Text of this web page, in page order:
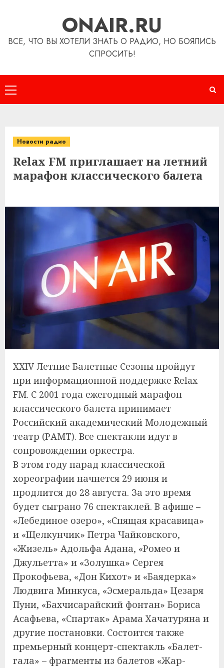
ONAIR.RU
ВСЕ, ЧТО ВЫ ХОТЕЛИ ЗНАТЬ О РАДИО, НО БОЯЛИСЬ
СПРОСИТЬ!
Основное
меню
Новости радио
Relax FM приглашает на летний
марафон классического балета
XXIV Летние Балетные Сезоны пройдут
при информационной поддержке Relax
FM. С 2001 года ежегодный марафон
классического балета принимает
Российский академический Молодежный
театр (РАМТ). Все спектакли идут в
сопровождении оркестра.
В этом году парад классической
хореографии начнется 29 июня и
продлится до 28 августа. За это время
будет сыграно 76 спектаклей. В афише –
«Лебединое озеро», «Спящая красавица»
и «Щелкунчик» Петра Чайковского,
«Жизель» Адольфа Адана, «Ромео и
Джульетта» и «Золушка» Сергея
Прокофьева, «Дон Кихот» и «Баядерка»
Людвига Минкуса, «Эсмеральда» Цезаря
Пуни, «Бахчисарайский фонтан» Бориса
Асафьева, «Спартак» Арама Хачатуряна и
другие постановки. Состоится также
премьерный концерт-спектакль «Балет-
гала» – фрагменты из балетов «Жар-